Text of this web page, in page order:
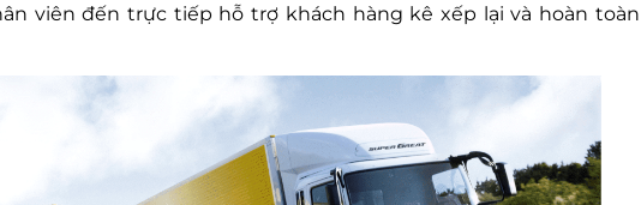
viên đến trực tiếp hỗ trợ khách hàng kê xếp lại và hoàn toàn